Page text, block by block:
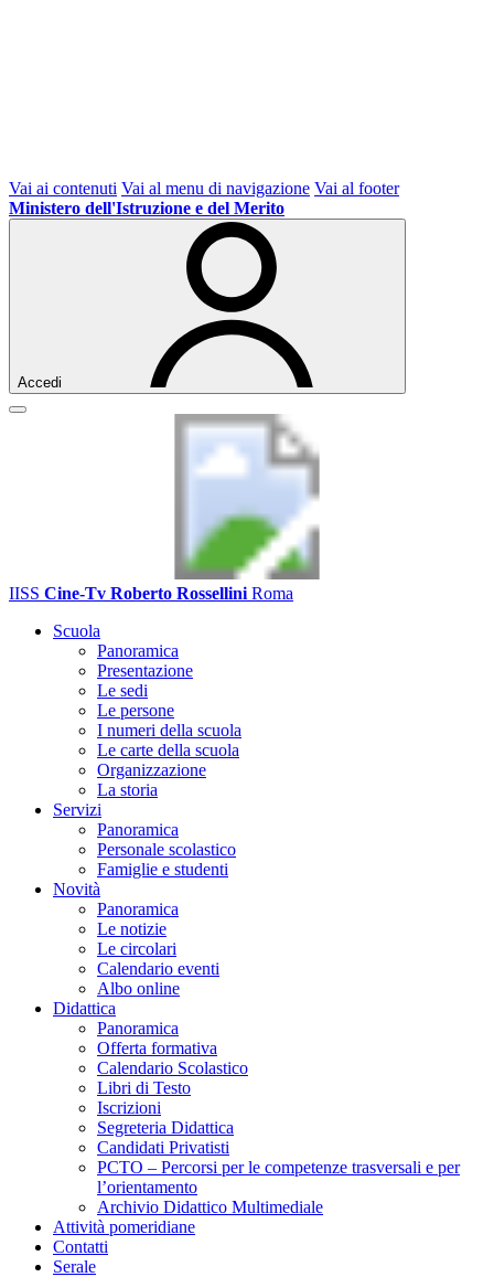
Vai ai contenuti Vai al menu di navigazione Vai al footer
Ministero dell'Istruzione e del Merito
Accedi
IISS Cine-Tv Roberto Rossellini Roma
Scuola
Panoramica
Presentazione
Le sedi
Le persone
I numeri della scuola
Le carte della scuola
Organizzazione
La storia
Servizi
Panoramica
Personale scolastico
Famiglie e studenti
Novità
Panoramica
Le notizie
Le circolari
Calendario eventi
Albo online
Didattica
Panoramica
Offerta formativa
Calendario Scolastico
Libri di Testo
Iscrizioni
Segreteria Didattica
Candidati Privatisti
PCTO – Percorsi per le competenze trasversali e per
l’orientamento
Archivio Didattico Multimediale
Attività pomeridiane
Contatti
Serale